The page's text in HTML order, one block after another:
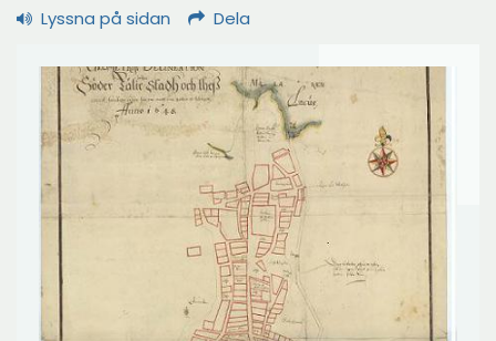
Lyssna på sidan Dela